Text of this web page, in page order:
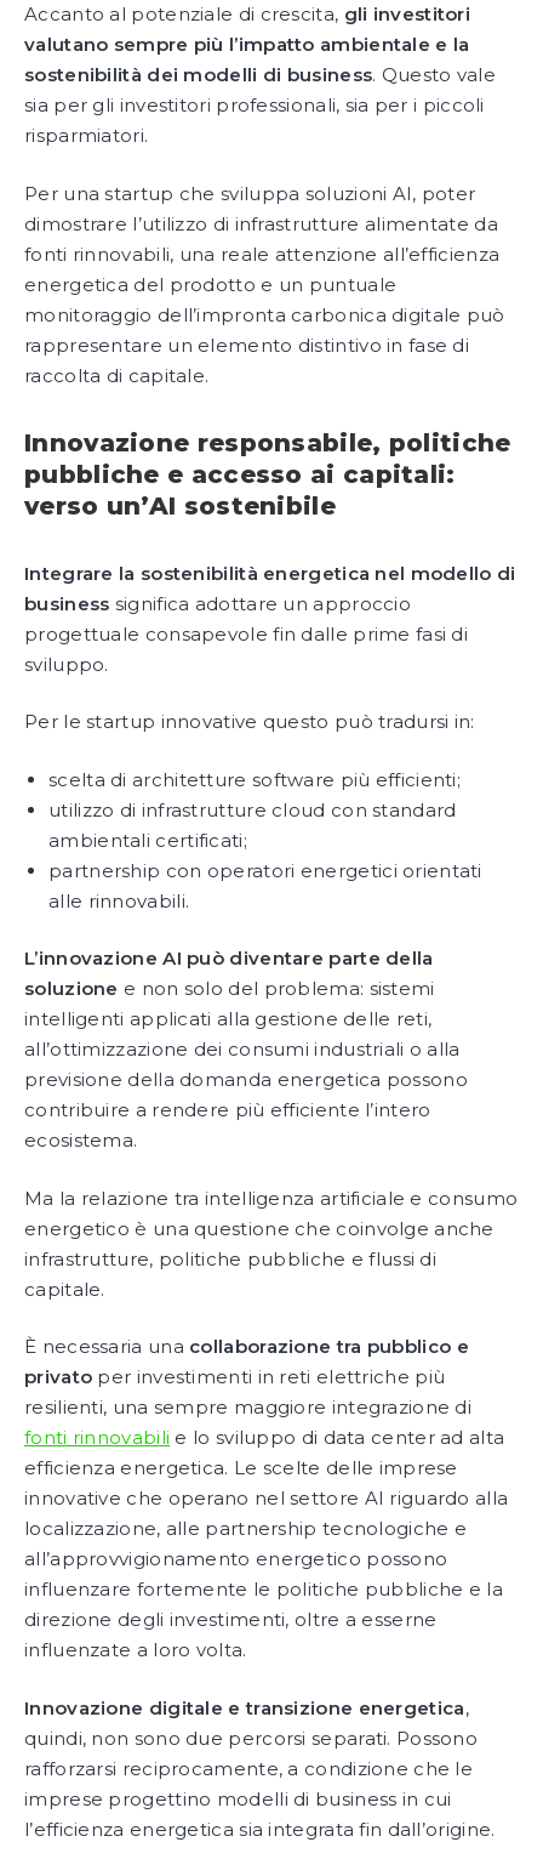
Accanto al potenziale di crescita, gli investitori
valutano sempre più l’impatto ambientale e la
sostenibilità dei modelli di business. Questo vale
sia per gli investitori professionali, sia per i piccoli
risparmiatori.
Per una startup che sviluppa soluzioni AI, poter
dimostrare l’utilizzo di infrastrutture alimentate da
fonti rinnovabili, una reale attenzione all’efficienza
energetica del prodotto e un puntuale
monitoraggio dell’impronta carbonica digitale può
rappresentare un elemento distintivo in fase di
raccolta di capitale.
Innovazione responsabile, politiche
pubbliche e accesso ai capitali:
verso un’AI sostenibile
Integrare la sostenibilità energetica nel modello di
business significa adottare un approccio
progettuale consapevole fin dalle prime fasi di
sviluppo.
Per le startup innovative questo può tradursi in:
scelta di architetture software più efficienti;
utilizzo di infrastrutture cloud con standard
ambientali certificati;
partnership con operatori energetici orientati
alle rinnovabili.
L’innovazione AI può diventare parte della
soluzione e non solo del problema: sistemi
intelligenti applicati alla gestione delle reti,
all’ottimizzazione dei consumi industriali o alla
previsione della domanda energetica possono
contribuire a rendere più efficiente l’intero
ecosistema.
Ma la relazione tra intelligenza artificiale e consumo
energetico è una questione che coinvolge anche
infrastrutture, politiche pubbliche e flussi di
capitale.
È necessaria una collaborazione tra pubblico e
privato per investimenti in reti elettriche più
resilienti, una sempre maggiore integrazione di
fonti rinnovabili e lo sviluppo di data center ad alta
efficienza energetica. Le scelte delle imprese
innovative che operano nel settore AI riguardo alla
localizzazione, alle partnership tecnologiche e
all’approvvigionamento energetico possono
influenzare fortemente le politiche pubbliche e la
direzione degli investimenti, oltre a esserne
influenzate a loro volta.
Innovazione digitale e transizione energetica,
quindi, non sono due percorsi separati. Possono
rafforzarsi reciprocamente, a condizione che le
imprese progettino modelli di business in cui
l’efficienza energetica sia integrata fin dall’origine.